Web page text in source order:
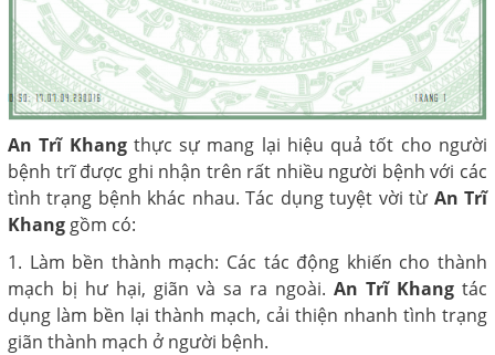
An Trĩ Khangthực sự mang lại hiệu quả tốt cho người
bệnh trĩ được ghi nhận trên rất nhiều người bệnh với các
tình trạng bệnh khác nhau. Tác dụng tuyệt vời từ An Trĩ
Khang gồm có:
1. Làm bền thành mạch: Các tác động khiến cho thành
mạch bị hư hại, giãn và sa ra ngoài. An Trĩ Khang tác
dụng làm bền lại thành mạch, cải thiện nhanh tình trạng
giãn thành mạch ở người bệnh.